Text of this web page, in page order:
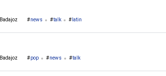
Badajoz news talk latin
Badajoz pop news talk